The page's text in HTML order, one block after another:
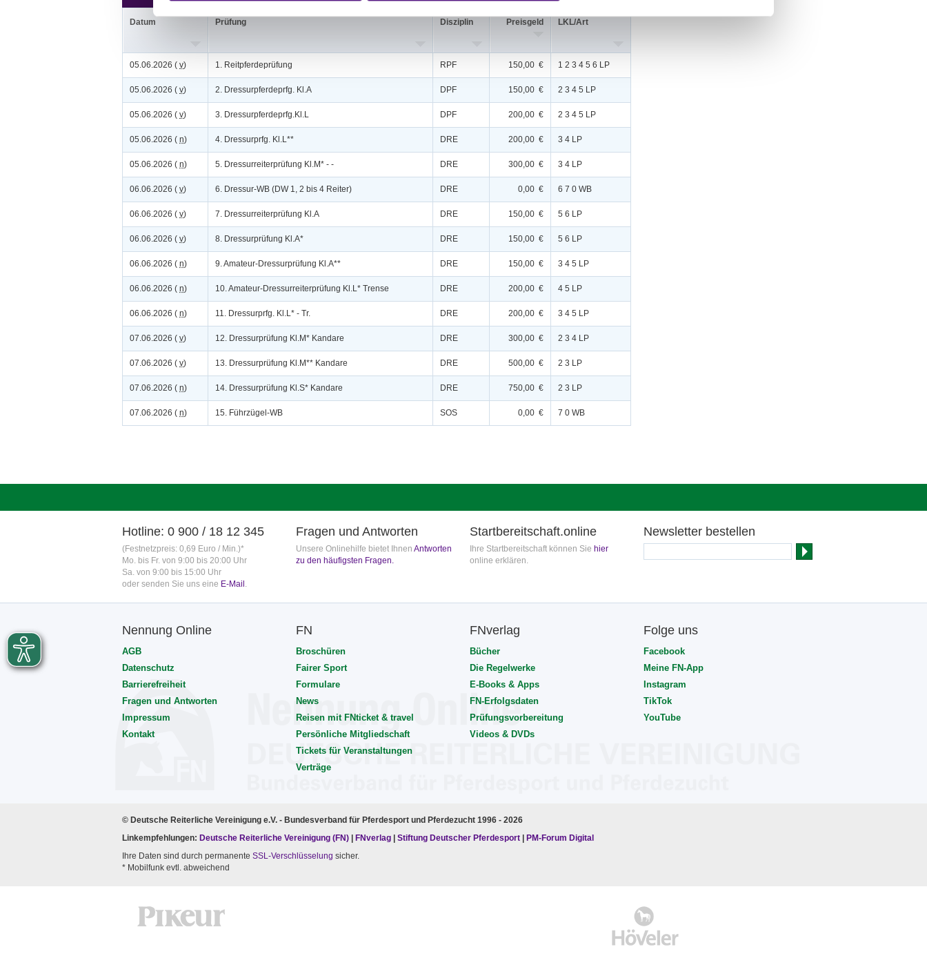
Datum Prüfung Disziplin Preisgeld LKL/Art
05.06.2026 ( v) 1. Reitpferdeprüfung RPF 150,00 € 1 2 3 4 5 6 LP
05.06.2026 ( v) 2. Dressurpferdeprfg. Kl.A DPF 150,00 € 2 3 4 5 LP
05.06.2026 ( v) 3. Dressurpferdeprfg.Kl.L DPF 200,00 € 2 3 4 5 LP
05.06.2026 ( n) 4. Dressurprfg. Kl.L** DRE 200,00 € 3 4 LP
05.06.2026 ( n) 5. Dressurreiterprüfung Kl.M* - - DRE 300,00 € 3 4 LP
06.06.2026 ( v) 6. Dressur-WB (DW 1, 2 bis 4 Reiter) DRE 0,00 € 6 7 0 WB
06.06.2026 ( v) 7. Dressurreiterprüfung Kl.A DRE 150,00 € 5 6 LP
06.06.2026 ( v) 8. Dressurprüfung Kl.A* DRE 150,00 € 5 6 LP
06.06.2026 ( n) 9. Amateur-Dressurprüfung Kl.A** DRE 150,00 € 3 4 5 LP
06.06.2026 ( n) 10. Amateur-Dressurreiterprüfung Kl.L* Trense DRE 200,00 € 4 5 LP
06.06.2026 ( n) 11. Dressurprfg. Kl.L* - Tr. DRE 200,00 € 3 4 5 LP
07.06.2026 ( v) 12. Dressurprüfung Kl.M* Kandare DRE 300,00 € 2 3 4 LP
07.06.2026 ( v) 13. Dressurprüfung Kl.M** Kandare DRE 500,00 € 2 3 LP
07.06.2026 ( n) 14. Dressurprüfung Kl.S* Kandare DRE 750,00 € 2 3 LP
07.06.2026 ( n) 15. Führzügel-WB SOS 0,00 € 7 0 WB
Hotline: 0 900 / 18 12 345
(Festnetzpreis: 0,69 Euro / Min.)*
Mo. bis Fr. von 9:00 bis 20:00 Uhr
Sa. von 9:00 bis 15:00 Uhr
oder senden Sie uns eine E-Mail .
Fragen und Antworten
Unsere Onlinehilfe bietet Ihnen Antworten
zu den häufigsten Fragen.
Startbereitschaft.online
Ihre Startbereitschaft können Sie hier
online erklären.
Newsletter bestellen
Nennung Online
AGB
Datenschutz
Barrierefreiheit
Fragen und Antworten
Impressum
Kontakt
FN
Broschüren
Fairer Sport
Formulare
News
Reisen mit FNticket & travel
Persönliche Mitgliedschaft
Tickets für Veranstaltungen
Verträge
FNverlag
Bücher
Die Regelwerke
E-Books & Apps
FN-Erfolgsdaten
Prüfungsvorbereitung
Videos & DVDs
Folge uns
Facebook
Meine FN-App
Instagram
TikTok
YouTube
© Deutsche Reiterliche Vereinigung e.V. - Bundesverband für Pferdesport und Pferdezucht 1996 - 2026
Linkempfehlungen: Deutsche Reiterliche Vereinigung (FN) FNverlag Stiftung Deutscher Pferdesport
PM-Forum Digital
Ihre Daten sind durch permanente SSL-Verschlüsselung sicher.
* Mobilfunk evtl. abweichend